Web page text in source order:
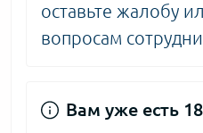
оставьте жалобу
вопросам
Вам уже есть